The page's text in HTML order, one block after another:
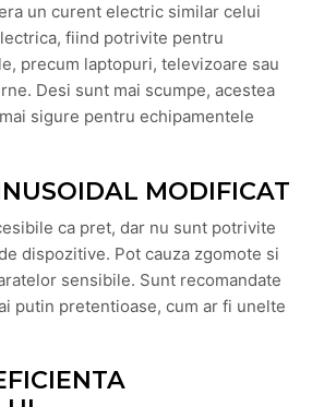
un curent electric similar celui
fiind potrivite pentru
precum laptopuri, televizoare sau
Desi sunt mai scumpe, acestea
sigure pentru echipamentele
MODIFICAT
ca pret, dar nu sunt potrivite
dispozitive. Pot cauza zgomote si
sensibile. Sunt recomandate
putin pretentioase, cum ar fi unelte